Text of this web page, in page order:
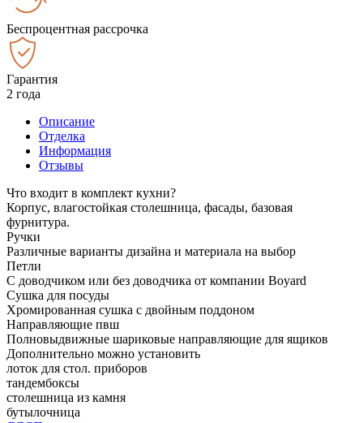
Беспроцентная рассрочка
Гарантия
2 года
Описание
Отделка
Информация
Отзывы
Что входит в комплект кухни?
Корпус, влагостойкая столешница, фасады, базовая
фурнитура.
Ручки
Различные варианты дизайна и материала на выбор
Петли
С доводчиком или без доводчика от компании Boyard
Сушка для посуды
Хромированная сушка с двойным поддоном
Направляющие пвш
Полновыдвижные шариковые направляющие для ящиков
Дополнительно можно установить
лоток для стол. приборов
тандембоксы
столешница из камня
бутылочница